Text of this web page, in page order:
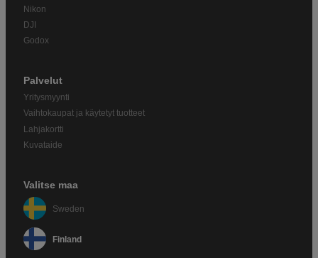
Nikon
DJI
Godox
Palvelut
Yritysmyynti
Vaihtokaupat ja käytetyt tuotteet
Lahjakortti
Kuvataide
Valitse maa
Sweden
Finland